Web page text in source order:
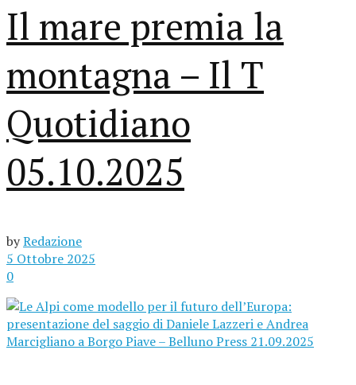
Il mare premia la
montagna – Il T
Quotidiano
05.10.2025
byRedazione
5 Ottobre 2025
0